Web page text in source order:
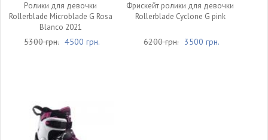
Ролики для девочки
Rollerblade Microblade G Rosa
Blanco 2021
5300 грн. 4500 грн.
Фрискейт ролики для девочки
Rollerblade Cyclone G pink
6200 грн. 3500 грн.